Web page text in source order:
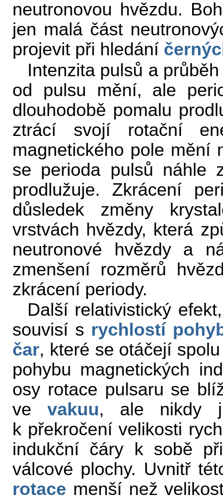
neutronovou hvězdu.
jen malá část
projevit při hledání
Intenzita pulsů a
od pulsu mění, ale
dlouhodobě pomalu
ztrácí svojí rotační
magnetického pole mění
se perioda pulsů náhle
prodlužuje. Zkrácení
důsledek změny
vrstvách hvězdy, která
neutronové hvězdy a
zmenšení rozměrů
zkrácení periody.
Další relativistický
souvisí s rychlostí
čar, které se otáčejí
pohybu magnetických
osy rotace pulsaru se
vevakuu, ale nikdy
k překročení velikosti
indukční čáry k sobě
válcové plochy. Uvnitř
rotace menší než